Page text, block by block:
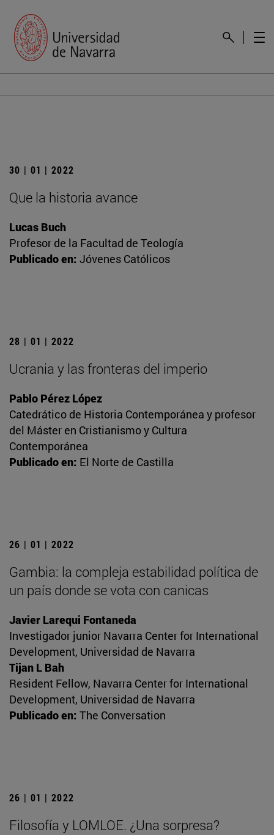
30 | 01 | 2022
Que la historia avance
Lucas Buch
Profesor de la Facultad de Teología
Publicado en: Jóvenes Católicos
28 | 01 | 2022
Ucrania y las fronteras del imperio
Pablo Pérez López
Catedrático de Historia Contemporánea y profesor
del Máster en Cristianismo y Cultura
Contemporánea
Publicado en: El Norte de Castilla
26 | 01 | 2022
Gambia: la compleja estabilidad política de
un país donde se vota con canicas
Javier Larequi Fontaneda
Investigador junior Navarra Center for International
Development, Universidad de Navarra
Tijan L Bah
Resident Fellow, Navarra Center for International
Development, Universidad de Navarra
Publicado en: The Conversation
26 | 01 | 2022
Filosofía y LOMLOE. ¿Una sorpresa?